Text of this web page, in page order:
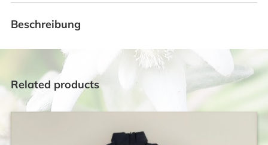
Beschreibung
Related products